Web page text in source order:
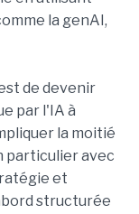
la genAI,
de devenir
par l'IA à
la moitié
particulier avec
et
structurée